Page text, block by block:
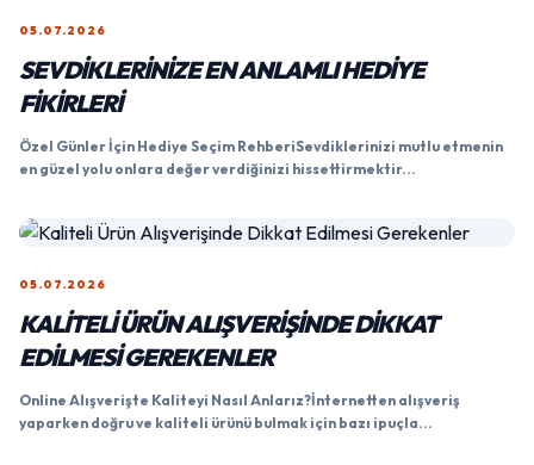
05.07.2026
SEVDIKLERINIZE EN ANLAMLI HEDIYE
FIKIRLERI
Özel Günler İçin Hediye Seçim RehberiSevdiklerinizi mutlu etmenin
en güzel yolu onlara değer verdiğinizi hissettirmektir...
05.07.2026
KALITELI ÜRÜN ALIŞVERIŞINDE DIKKAT
EDILMESI GEREKENLER
Online Alışverişte Kaliteyi Nasıl Anlarız?İnternetten alışveriş
yaparken doğru ve kaliteli ürünü bulmak için bazı ipuçla...